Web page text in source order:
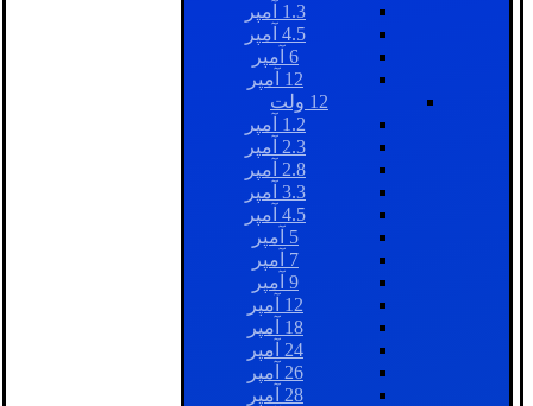
1.3 آمپر
4.5 آمپر
6 آمپر
12 آمپر
12 ولت
1.2 آمپر
2.3 آمپر
2.8 آمپر
3.3 آمپر
4.5 آمپر
5 آمپر
7 آمپر
9 آمپر
12 آمپر
18 آمپر
24 آمپر
26 آمپر
28 آمپر